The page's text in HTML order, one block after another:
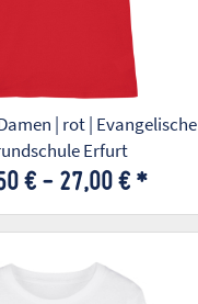
| rot | Evangelische
Erfurt
€ - 27,00 € *